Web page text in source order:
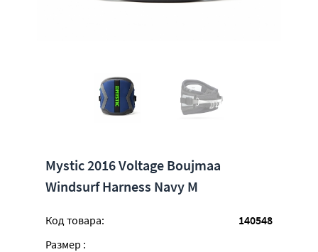
Mystic 2016 Voltage Boujmaa
Windsurf Harness Navy M
Код товара:
140548
Размер :